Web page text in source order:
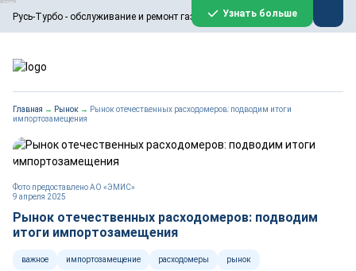
Русь-Турбо - обслуживание и ремонт газовых паровых турбин
ООО «Русь-Турбо» занимается сервисом газовых и паровых
турбин, комплексным ремонтом, восстановлением,
техническим обслуживанием оборудования ТЭС,
работают на нефтегазовых, нефтехимических,
металлургических и других предприятиях.
Реклама. ООО «Русь-Турбо», ИНН 7802588950
erid: F7NfYUJCUneVdwPs4znf
Перейти на сайт Закрыть
Узнать больше
Главная → Рынок → Рынок отечественных расходомеров: подводим итоги
импортозамещения
9 апреля 2025
Фото предоставлено АО «ЭМИС»
Рынок отечественных расходомеров: подводим
итоги импортозамещения
важное импортозамещение расходомеры рынок